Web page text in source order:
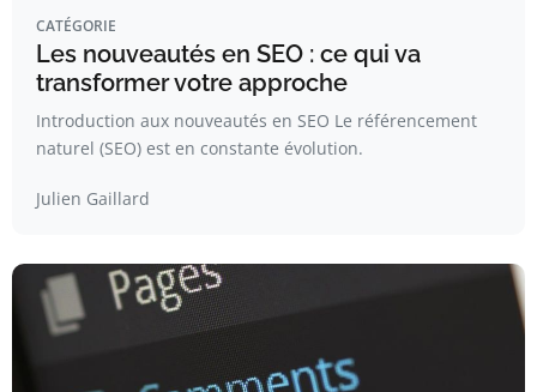
CATÉGORIE
Les nouveautés en SEO : ce qui va
transformer votre approche
Introduction aux nouveautés en SEO Le référencement
naturel (SEO) est en constante évolution.
Julien Gaillard